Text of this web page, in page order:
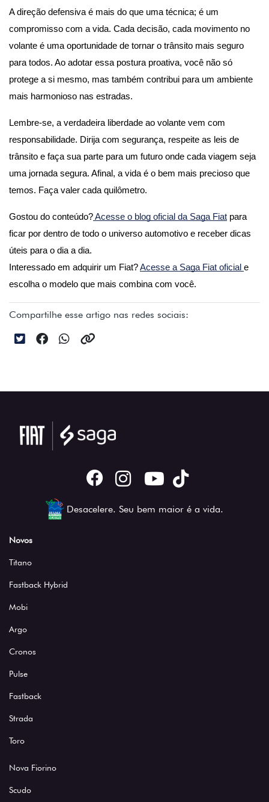
A direção defensiva é mais do que uma técnica; é um
compromisso com a vida. Cada decisão, cada movimento no
volante é uma oportunidade de tornar o trânsito mais seguro
para todos. Ao adotar essa postura proativa, você não só
protege a si mesmo, mas também contribui para um ambiente
mais harmonioso nas estradas.
Lembre-se, a verdadeira liberdade ao volante vem com
responsabilidade. Dirija com segurança, respeite as leis de
trânsito e faça sua parte para um futuro onde cada viagem seja
uma jornada segura. Afinal, a vida é o bem mais precioso que
temos. Faça valer cada quilômetro.
Gostou do conteúdo? Acesse o blog oficial da Saga Fiat para
ficar por dentro de todo o universo automotivo e receber dicas
úteis para o dia a dia.
Interessado em adquirir um Fiat? Acesse a Saga Fiat oficial e
escolha o modelo que mais combina com você.
Compartilhe esse artigo nas redes sociais:
Desacelere. Seu bem maior é a vida.
Novos
Titano
Fastback Hybrid
Mobi
Argo
Cronos
Pulse
Fastback
Strada
Toro
Nova Fiorino
Scudo